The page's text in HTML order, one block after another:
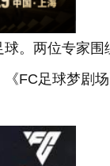
。两位专家围
FC足球梦剧